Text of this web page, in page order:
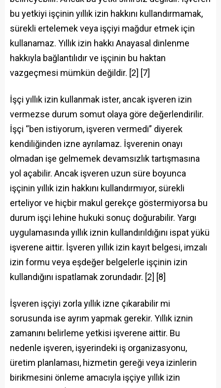
bu yetkiyi işçinin yıllık izin hakkını kullandırmamak,
sürekli ertelemek veya işçiyi mağdur etmek için
kullanamaz. Yıllık izin hakkı Anayasal dinlenme
hakkıyla bağlantılıdır ve işçinin bu haktan
vazgeçmesi mümkün değildir. [2] [7]
İşçi yıllık izin kullanmak ister, ancak işveren izin
vermezse durum somut olaya göre değerlendirilir.
İşçi “ben istiyorum, işveren vermedi” diyerek
kendiliğinden izne ayrılamaz. İşverenin onayı
olmadan işe gelmemek devamsızlık tartışmasına
yol açabilir. Ancak işveren uzun süre boyunca
işçinin yıllık izin hakkını kullandırmıyor, sürekli
erteliyor ve hiçbir makul gerekçe göstermiyorsa bu
durum işçi lehine hukuki sonuç doğurabilir. Yargı
uygulamasında yıllık iznin kullandırıldığını ispat yükü
işverene aittir. İşveren yıllık izin kayıt belgesi, imzalı
izin formu veya eşdeğer belgelerle işçinin izin
kullandığını ispatlamak zorundadır. [2] [8]
İşveren işçiyi zorla yıllık izne çıkarabilir mi
sorusunda ise ayrım yapmak gerekir. Yıllık iznin
zamanını belirleme yetkisi işverene aittir. Bu
nedenle işveren, işyerindeki iş organizasyonu,
üretim planlaması, hizmetin gereği veya izinlerin
birikmesini önleme amacıyla işçiye yıllık izin